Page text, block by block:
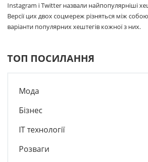
Instagram і Twitter назвали найпопулярніші
Версії цих двох соцмереж різняться між
варіанти популярних хештегів кожної з них.
ТОП ПОСИЛАННЯ
Мода
Бізнес
IT технології
Розваги